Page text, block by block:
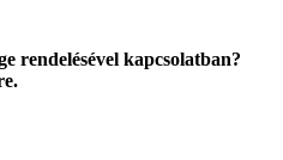
rendelésével kapcsolatban?